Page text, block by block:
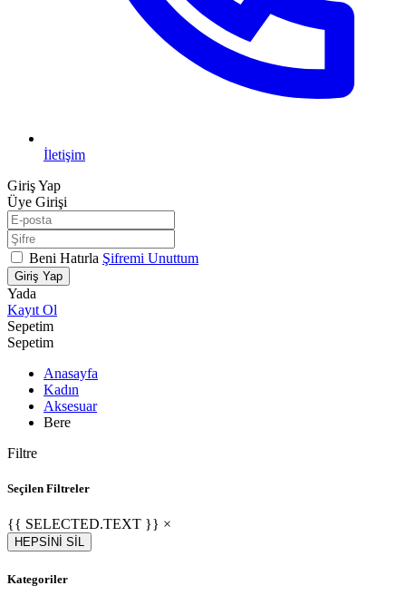
İletişim
Giriş Yap
Üye Girişi
Beni Hatırla Şifremi Unuttum
Giriş Yap
Yada
Kayıt Ol
Sepetim
Sepetim
Anasayfa
Kadın
Aksesuar
Bere
Filtre
Seçilen Filtreler
{{ SELECTED.TEXT }} ×
HEPSİNİ SİL
Kategoriler